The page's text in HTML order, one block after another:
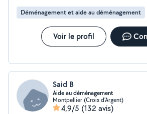
Déménagement et aide au déménagement
Voir le profil
Said B
Aide au déménagement
Montpellier (Croix d'Argent)
4,9/5 (132 avis)